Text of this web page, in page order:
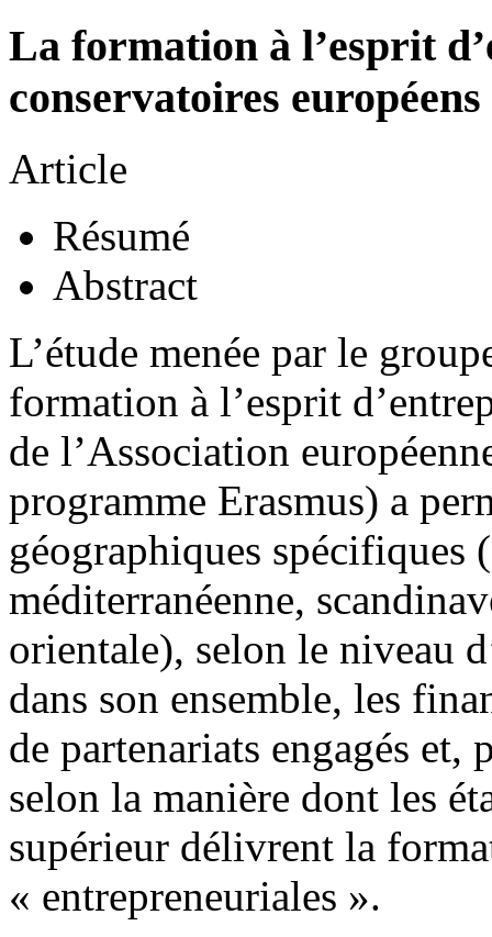
La formation à l’esprit
conservatoires européens
Article
Résumé
Abstract
L’étude menée par le
formation à l’esprit
de l’Association
programme Erasmus) a
géographiques spécifiques
méditerranéenne,
orientale), selon le niveau
dans son ensemble, les
de partenariats engagés et,
selon la manière dont les
supérieur délivrent la
« entrepreneuriales ».